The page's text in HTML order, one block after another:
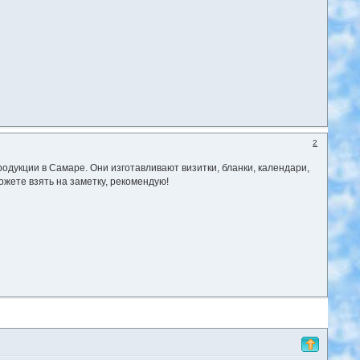
2
в Самаре. Они изготавливают визитки, бланки, календари,
взять на заметку, рекомендую!